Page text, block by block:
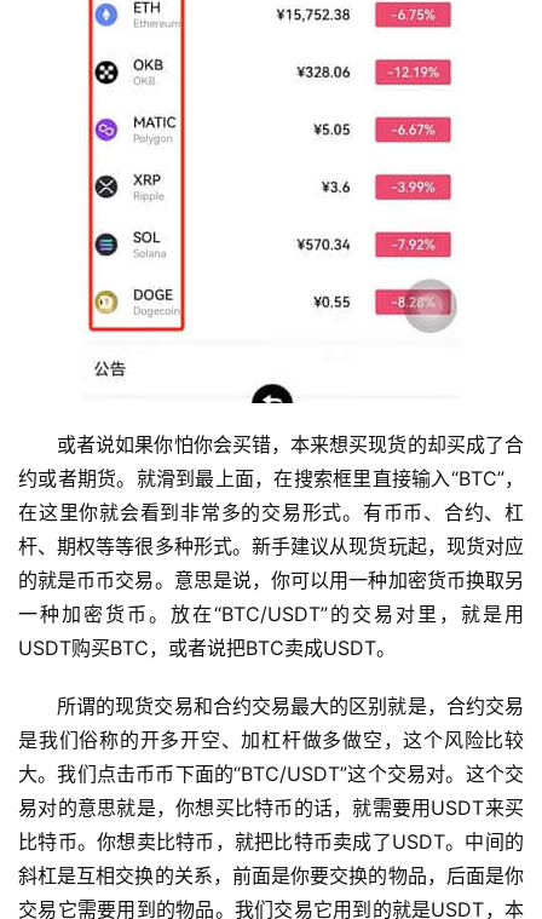
或者说如果你怕你会买错，本来想买现货的却买成了合
约或者期货。就滑到最上面，在搜索框里直接输入“BTC”，
在这里你就会看到非常多的交易形式。有币币、合约、杠
杆、期权等等很多种形式。新手建议从现货玩起，现货对应
的就是币币交易。意思是说，你可以用一种加密货币换取另
一种加密货币。放在“BTC/USDT”的交易对里，就是用
USDT购买BTC，或者说把BTC卖成USDT。
所谓的现货交易和合约交易最大的区别就是，合约交易
是我们俗称的开多开空、加杠杆做多做空，这个风险比较
大。我们点击币币下面的“BTC/USDT”这个交易对。这个交
易对的意思就是，你想买比特币的话，就需要用USDT来买
比特币。你想卖比特币，就把比特币卖成了USDT。中间的
斜杠是互相交换的关系，前面是你要交换的物品，后面是你
交易它需要用到的物品。我们交易它用到的就是USDT，本